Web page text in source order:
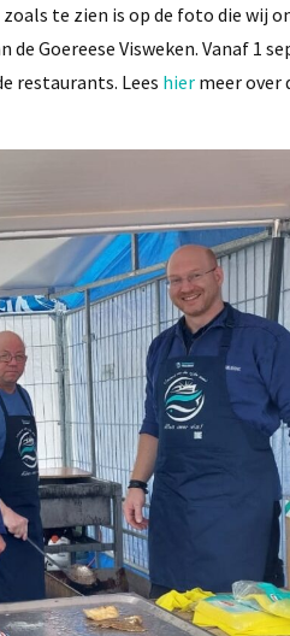
te zien is op de foto die wij
Goereese Visweken. Vanaf 1
restaurants. Lees hier meer over